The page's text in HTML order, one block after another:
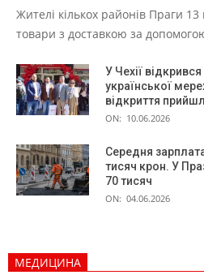
Жителі кількох районів Праги
товари з доставкою за
У Чехії
української
відкриття
ON: 10.06.2026
Середня
тисяч крон. У
70 тисяч
ON: 04.06.2026
МЕДИЦИНА